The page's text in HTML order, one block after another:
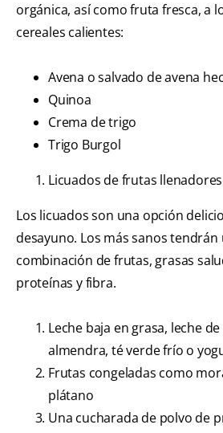
orgánica, así como fruta fresca, a
cereales calientes:
Avena o salvado de avena
Quinoa
Crema de trigo
Trigo Burgol
Licuados de frutas llenadores
Los licuados son una opción
desayuno. Los más sanos tendrán
combinación de frutas, grasas
proteínas y fibra.
Leche baja en grasa, leche
almendra, té verde frío o
Frutas congeladas como
plátano
Una cucharada de polvo de